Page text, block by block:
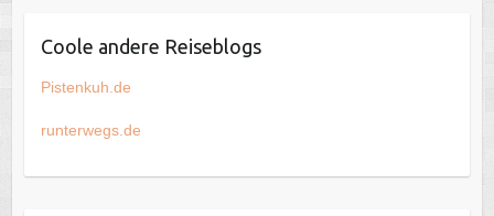
Coole andere Reiseblogs
Pistenkuh.de
runterwegs.de